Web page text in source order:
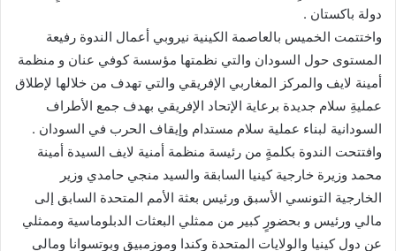
دولة باكستان .
واختتمت الخميس بالعاصمة الكينية نيروبي أعمال الندوة رفيعة
المستوى حول السودان والتي نظمتها مؤسسة كوفي عنان و منظمة
أمينة لايف والمركز المغاربي الإفريقي والتي تهدف من خلالها لإطلاق
عمليةِ سلام جديدة برعاية الإتحاد الإفريقي بهدف جمع الأطراف
السودانية لبناء عملية سلام مستدام وإيقاف الحرب في السودان .
وافتتحت الندوة بكلمةٍ من رئيسة منظمة أمنية لايف السيدة أمينة
محمد وزيرة خارجية كينيا السابقة والسيد منجي حامدي وزير
الخارجية التونسي الأسبق ورئيس بعثة الأمم المتحدة السابق إلى
مالي ورئيس و بحضورٍ كبير من ممثلي البعثات الدبلوماسية وممثلي
عن دول كينيا والولايات المتحدة وكندا وموزمبيق وبوتسوانا ومالي